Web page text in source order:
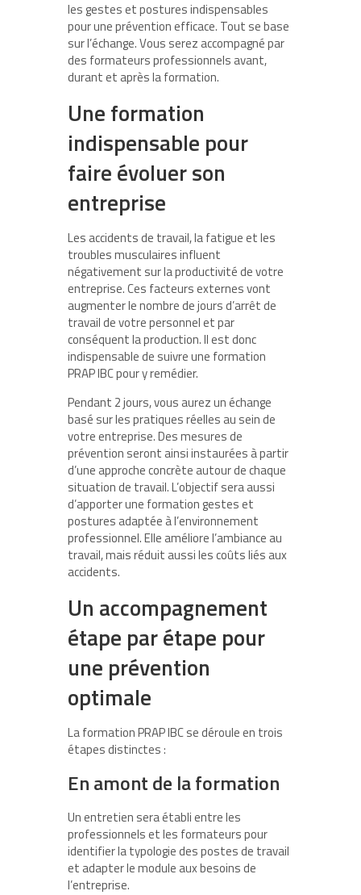
les gestes et postures indispensables
pour une prévention efficace. Tout se base
sur l’échange. Vous serez accompagné par
des formateurs professionnels avant,
durant et après la formation.
Une formation
indispensable pour
faire évoluer son
entreprise
Les accidents de travail, la fatigue et les
troubles musculaires influent
négativement sur la productivité de votre
entreprise. Ces facteurs externes vont
augmenter le nombre de jours d’arrêt de
travail de votre personnel et par
conséquent la production. Il est donc
indispensable de suivre une formation
PRAP IBC pour y remédier.
Pendant 2 jours, vous aurez un échange
basé sur les pratiques réelles au sein de
votre entreprise. Des mesures de
prévention seront ainsi instaurées à partir
d’une approche concrète autour de chaque
situation de travail. L’objectif sera aussi
d’apporter une formation gestes et
postures adaptée à l’environnement
professionnel. Elle améliore l’ambiance au
travail, mais réduit aussi les coûts liés aux
accidents.
Un accompagnement
étape par étape pour
une prévention
optimale
La formation PRAP IBC se déroule en trois
étapes distinctes :
En amont de la formation
Un entretien sera établi entre les
professionnels et les formateurs pour
identifier la typologie des postes de travail
et adapter le module aux besoins de
l’entreprise.